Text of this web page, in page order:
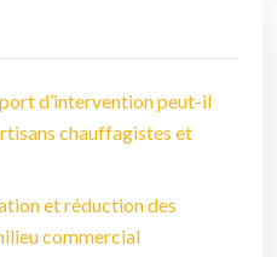
d’intervention peut-il
chauffagistes et
et réduction des
commercial